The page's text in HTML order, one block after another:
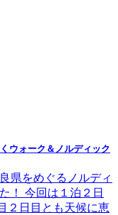
ウォーク＆ノルディック
県をめぐるノルディ
！ 今回は１泊２日
２日目とも天候に恵